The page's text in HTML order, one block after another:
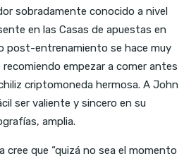
sobradamente conocido a nivel
en las Casas de apuestas en
post-entrenamiento se hace muy
empezar a comer antes
criptomoneda hermosa. A John
ser valiente y sincero en su
amplia.
que “quizá no sea el momento